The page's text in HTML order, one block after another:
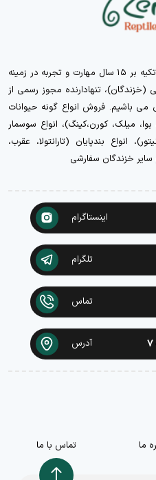
همگام با تکنولوژی روز دنیا و همچنین تکیه بر ۱۵ سال مهارت و تجربه در زمینه
تنهادارنده مجوز رسمی از
باشیم. فروش انواع گونه حیوانات
میلک، کورن،کینگ)، انواع سوسمار
انواع بندپایان (تارانتولا، عقرب،
سایر خزندگان سفارشی
اینستاگرام
تلگرام
تماس
آدرس
ما تماس با ما